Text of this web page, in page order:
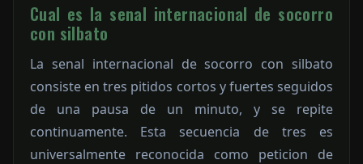
Cual es la senal internacional de socorro
con silbato
La senal internacional de socorro con silbato
consiste en tres pitidos cortos y fuertes seguidos
de una pausa de un minuto, y se repite
continuamente. Esta secuencia de tres es
universalmente reconocida como peticion de